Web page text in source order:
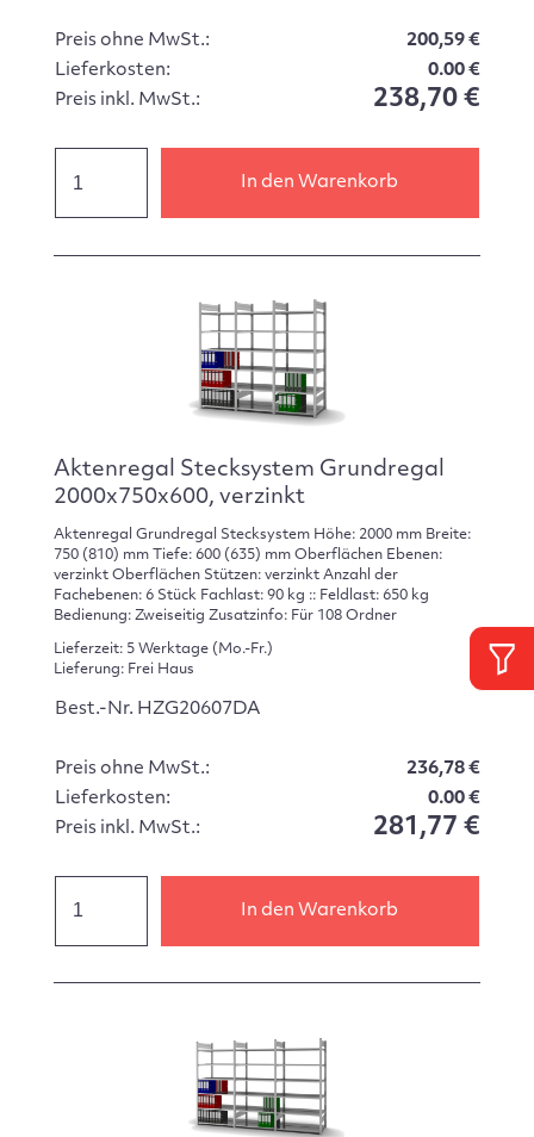
Preis ohne MwSt.:
200,59 €
Lieferkosten:
0.00 €
Preis inkl. MwSt.:
238,70 €
In den Warenkorb
Aktenregal Stecksystem Grundregal
2000x750x600, verzinkt
Aktenregal Grundregal Stecksystem Höhe: 2000 mm Breite:
750 (810) mm Tiefe: 600 (635) mm Oberflächen Ebenen:
verzinkt Oberflächen Stützen: verzinkt Anzahl der
Fachebenen: 6 Stück Fachlast: 90 kg :: Feldlast: 650 kg
Bedienung: Zweiseitig Zusatzinfo: Für 108 Ordner
Lieferzeit: 5 Werktage (Mo.-Fr.)
Lieferung: Frei Haus
Best.-Nr. HZG20607DA
Preis ohne MwSt.:
236,78 €
Lieferkosten:
0.00 €
Preis inkl. MwSt.:
281,77 €
In den Warenkorb